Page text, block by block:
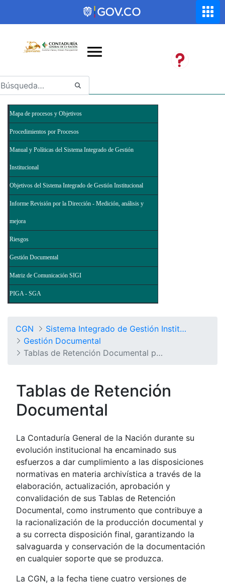
Saltar al contenido principal
Abrir menú de accesibilidad
Mapa de procesos y Objetivos
Procedimientos por Procesos
Manual y Políticas del Sistema Integrado de Gestión
Institucional
Objetivos del Sistema Integrado de Gestión Institucional
Informe Revisión por la Dirección - Medición, análisis y
mejora
Riesgos
Gestión Documental
Matriz de Comunicación SIGI
PIGA - SGA
CGN
Sistema Integrado de Gestión Institucional
Gestión Documental
Tablas de Retención Documental por Procesos
Tablas de Retención
Documental
La Contaduría General de la Nación durante su
evolución institucional ha encaminado sus
esfuerzos a dar cumplimiento a las disposiciones
normativas en materia archivística a través de la
elaboración, actualización, aprobación y
convalidación de sus Tablas de Retención
Documental, como instrumento que contribuye a
la racionalización de la producción documental y
a su correcta disposición final, garantizando la
salvaguarda y conservación de la documentación
en cualquier soporte que se produzca.
La CGN, a la fecha tiene cuatro versiones de